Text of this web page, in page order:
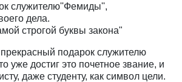
служителю''Фемиды'',
дела.
строгой буквы закона"
подарок служителю
уже достиг это почетное звание, и
даже студенту, как символ цели.